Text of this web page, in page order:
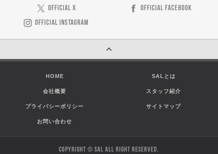
OFFICIAL X
OFFICIAL FACEBOOK
OFFICIAL INSTAGRAM
HOME SALとは
会社概要 スタッフ紹介
プライバシーポリシー サイトマップ
お問い合わせ
COPYRIGHT © SAL ALL RIGHT RESERVED.